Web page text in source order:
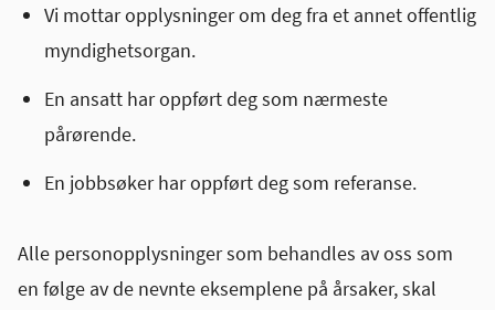
Vi mottar opplysninger om deg fra et annet offentlig
myndighetsorgan.
En ansatt har oppført deg som nærmeste
pårørende.
En jobbsøker har oppført deg som referanse.
Alle personopplysninger som behandles av oss som
en følge av de nevnte eksemplene på årsaker, skal